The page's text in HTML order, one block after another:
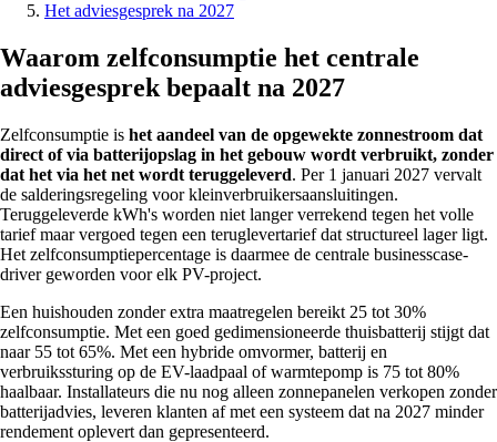
Het adviesgesprek na 2027
Waarom zelfconsumptie het centrale
adviesgesprek bepaalt na 2027
Zelfconsumptie is het aandeel van de opgewekte zonnestroom dat
direct of via batterijopslag in het gebouw wordt verbruikt, zonder
dat het via het net wordt teruggeleverd. Per 1 januari 2027 vervalt
de salderingsregeling voor kleinverbruikersaansluitingen.
Teruggeleverde kWh's worden niet langer verrekend tegen het volle
tarief maar vergoed tegen een teruglevertarief dat structureel lager ligt.
Het zelfconsumptiepercentage is daarmee de centrale businesscase-
driver geworden voor elk PV-project.
Een huishouden zonder extra maatregelen bereikt 25 tot 30%
zelfconsumptie. Met een goed gedimensioneerde thuisbatterij stijgt dat
naar 55 tot 65%. Met een hybride omvormer, batterij en
verbruikssturing op de EV-laadpaal of warmtepomp is 75 tot 80%
haalbaar. Installateurs die nu nog alleen zonnepanelen verkopen zonder
batterijadvies, leveren klanten af met een systeem dat na 2027 minder
rendement oplevert dan gepresenteerd.